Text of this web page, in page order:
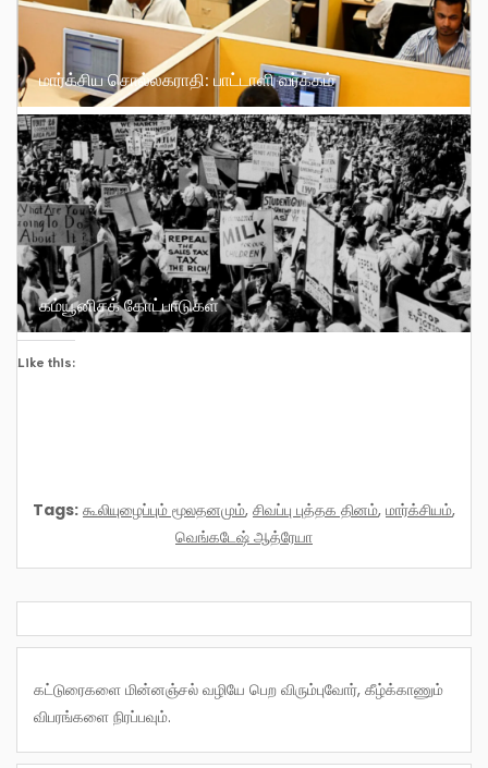
மார்க்சிய சொல்லகராதி: பாட்டாளி வர்க்கம்
கம்யூனிசக் கோட்பாடுகள்
Like this:
Tags: கூலியுழைப்பும் மூலதனமும், சிவப்பு புத்தக தினம், மார்க்சியம்,
வெங்கடேஷ் ஆத்ரேயா
கட்டுரைகளை மின்னஞ்சல் வழியே பெற விரும்புவோர், கீழ்க்காணும்
விபரங்களை நிரப்பவும்.